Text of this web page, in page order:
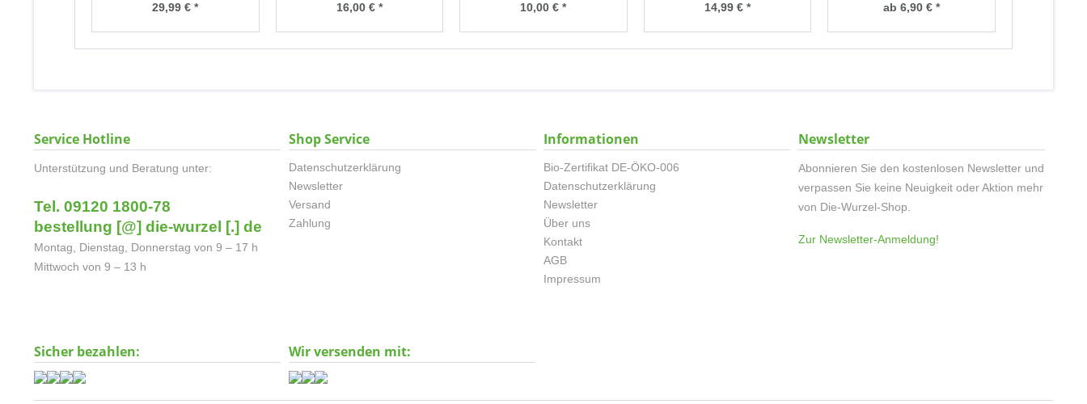
29,99 € * 16,00 € * 10,00 € * 14,99 € * ab 6,90 € *
Service Hotline
Unterstützung und Beratung unter:
Tel. 09120 1800-78
bestellung [@] die-wurzel [.] de
Montag, Dienstag, Donnerstag von 9 – 17 h
Mittwoch von 9 – 13 h
Shop Service
Datenschutzerklärung
Newsletter
Versand
Zahlung
Informationen
Bio-Zertifikat DE-ÖKO-006
Datenschutzerklärung
Newsletter
Über uns
Kontakt
AGB
Impressum
Newsletter
Abonnieren Sie den kostenlosen Newsletter und
verpassen Sie keine Neuigkeit oder Aktion mehr
von Die-Wurzel-Shop.
Zur Newsletter-Anmeldung!
Sicher bezahlen: Wir versenden mit: